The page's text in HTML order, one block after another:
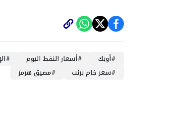
#أوبك #أسعار النفط اليوم #
#سعر خام برنت #مضيق هرمز